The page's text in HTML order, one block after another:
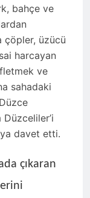
bahçe ve
çöpler, üzücü
harcayan
ve
sahadaki
davet etti.
çıkaran